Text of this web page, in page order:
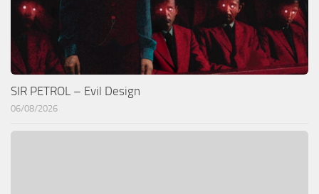
SIR PETROL – Evil Design
06/08/2026